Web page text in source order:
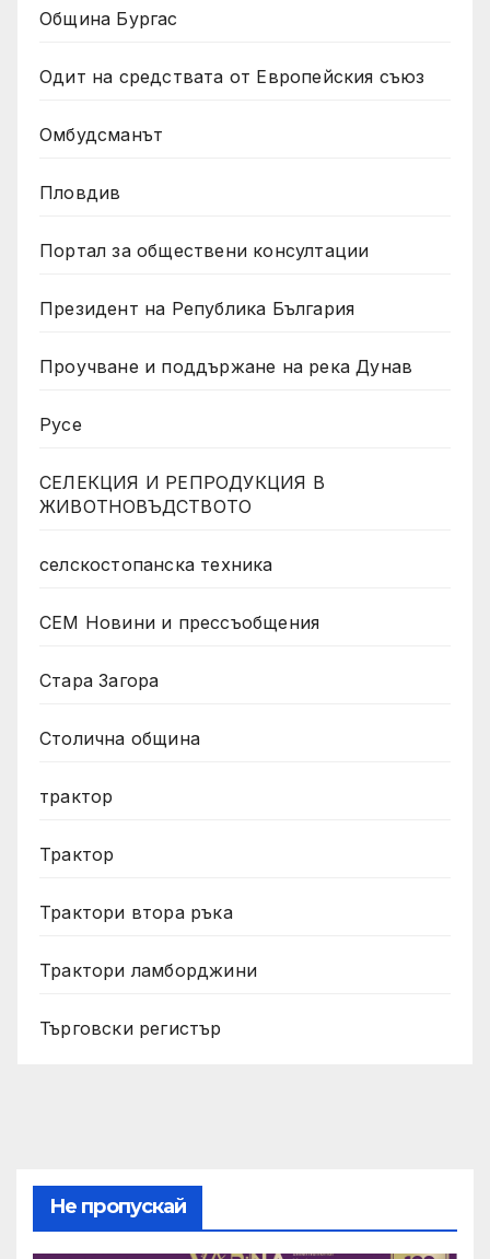
Община Бургас
Одит на средствата от Европейския съюз
Омбудсманът
Пловдив
Портал за обществени консултации
Президент на Република България
Проучване и поддържане на река Дунав
Русе
СЕЛЕКЦИЯ И РЕПРОДУКЦИЯ В
ЖИВОТНОВЪДСТВОТО
селскостопанска техника
СЕМ Новини и прессъобщения
Стара Загора
Столична община
трактор
Трактор
Трактори втора ръка
Трактори ламборджини
Търговски регистър
Не пропускай